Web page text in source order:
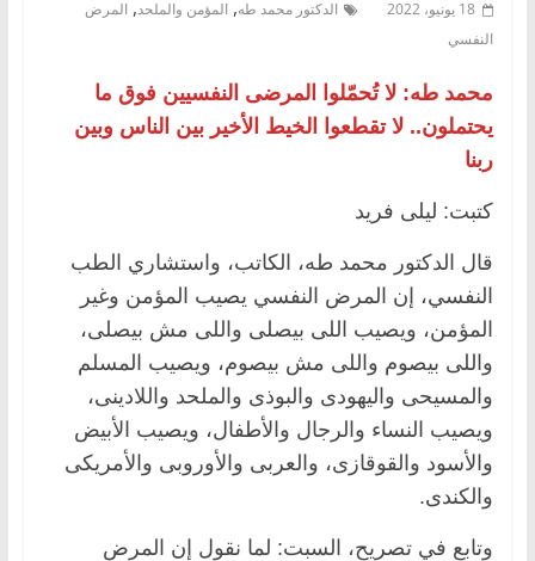
18 يونيو، 2022 الدكتور محمد طه, المؤمن والملحد, المرض
النفسي
محمد طه: لا تُحمّلوا المرضى النفسيين فوق ما
يحتملون.. لا تقطعوا الخيط الأخير بين الناس وبين
ربنا
كتبت: ليلى فريد
قال الدكتور محمد طه، الكاتب، واستشاري الطب
النفسي، إن المرض النفسي يصيب المؤمن وغير
المؤمن، ويصيب اللى بيصلى واللى مش بيصلى،
واللى بيصوم واللى مش بيصوم، ويصيب المسلم
والمسيحى واليهودى والبوذى والملحد واللادينى،
ويصيب النساء والرجال والأطفال، ويصيب الأبيض
والأسود والقوقازى، والعربى والأوروبى والأمريكى
والكندى.
وتابع في تصريح، السبت: لما نقول إن المرض